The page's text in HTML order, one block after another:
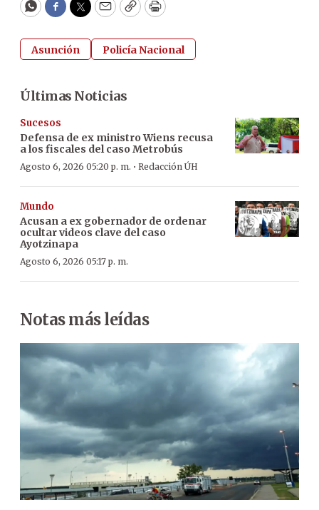
WhatsApp
Facebook
Twitter
EmailCopyPrint
Asunción Policía Nacional
Últimas Noticias
Sucesos
Defensa de ex ministro Wiens recusa
a los fiscales del caso Metrobús
Agosto 6, 2026 05:20 p. m. · Redacción ÚH
Mundo
Acusan a ex gobernador de ordenar
ocultar videos clave del caso
Ayotzinapa
Agosto 6, 2026 05:17 p. m.
Notas más leídas